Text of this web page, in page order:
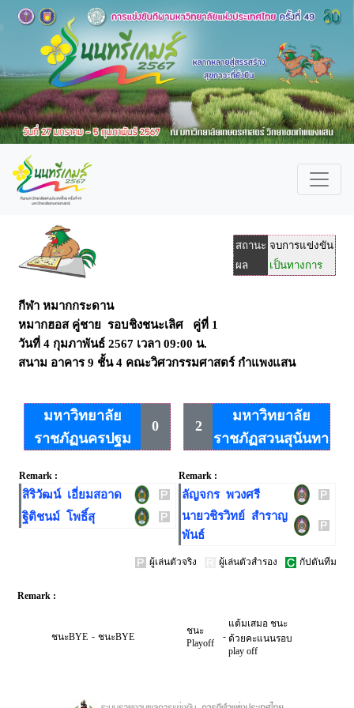
สถานะ จบการแข่งขัน
ผล
เป็นทางการ
กีฬา หมากกระดาน
หมากฮอส คู่ชาย รอบชิงชนะเลิศ คู่ที่ 1
วันที่ 4 กุมภาพันธ์ 2567 เวลา 09:00 น.
สนาม อาคาร 9 ชั้น 4 คณะวิศวกรรมศาสตร์ กำแพงแสน
มหาวิทยาลัย
ราชภัฏนครปฐม
0
Remark :
สิริวัฒน์ เอี่ยมสอาด
ฐิติชนม์ โพธิ์สุ
2
มหาวิทยาลัย
ราชภัฏสวนสุนันทา
Remark :
ลัญจกร พวงศรี
นายวชิรวิทย์ สำราญ
พันธ์
ผู้เล่นตัวจริง ผู้เล่นตัวสำรอง กัปตันทีม
Remark :
ชนะBYE - ชนะBYE
ชนะ
Playoff
-
แต้มเสมอ ชนะ
ด้วยคะแนนรอบ
play off